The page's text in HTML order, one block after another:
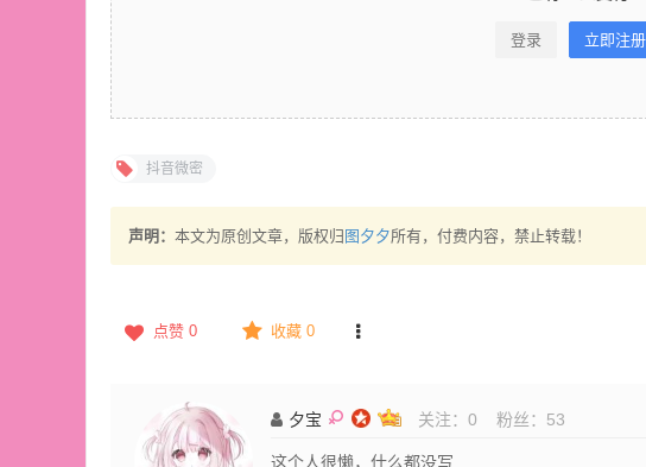
登录 立即注册
抖音微密
声明： 本文为原创文章，版权归 图夕夕所有，付费内容，禁止转载！
点赞 0 收藏 0
夕宝 关注： 0 粉丝： 53
这个人很懒，什么都没写